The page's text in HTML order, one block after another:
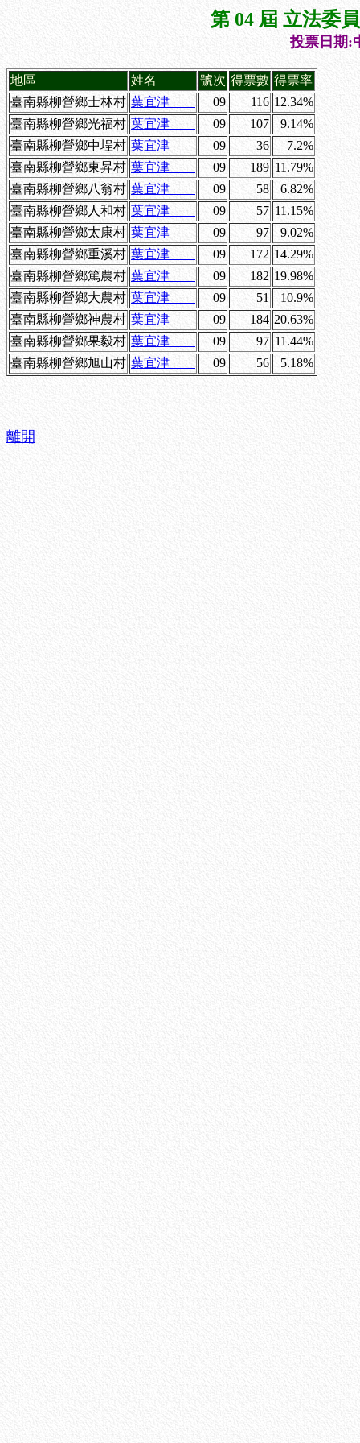
第 04 屆 立法委
投票日期:
地區 姓名 號次 得票數 得票率
臺南縣柳營鄉士林村 葉宜津 09 116 12.34%
臺南縣柳營鄉光福村 葉宜津 09 107
9.14%
臺南縣柳營鄉中埕村 葉宜津 09 36
7.2%
臺南縣柳營鄉東昇村 葉宜津 09 189 11.79%
臺南縣柳營鄉八翁村 葉宜津 09 58
6.82%
臺南縣柳營鄉人和村 葉宜津 09 57 11.15%
臺南縣柳營鄉太康村 葉宜津 09 97
9.02%
臺南縣柳營鄉重溪村 葉宜津 09 172 14.29%
臺南縣柳營鄉篤農村 葉宜津 09 182 19.98%
臺南縣柳營鄉大農村 葉宜津 09 51
10.9%
臺南縣柳營鄉神農村 葉宜津 09 184 20.63%
臺南縣柳營鄉果毅村 葉宜津 09 97 11.44%
臺南縣柳營鄉旭山村 葉宜津 09 56 5.18%
離開